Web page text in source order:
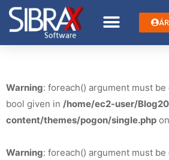
Warning: foreach() argument must
bool given in /home/ec2-user/
content/themes/pogon/single.php
Warning: foreach() argument must